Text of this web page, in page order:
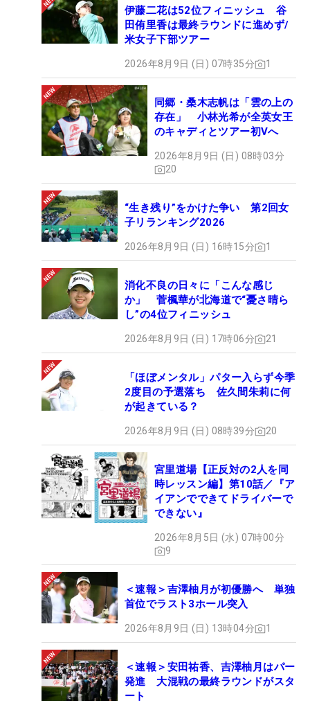
伊藤二花は52位フィニッシュ 谷
田侑里香は最終ラウンドに進めず/
米女子下部ツアー
2026年8月9日 (日) 07時35分 1
同郷・桑木志帆は「雲の上の
存在」 小林光希が全英女王
のキャディとツアー初Vへ
2026年8月9日 (日) 08時03分
20
“生き残り”をかけた争い 第2回女
子リランキング2026
2026年8月9日 (日) 16時15分 1
消化不良の日々に「こんな感じ
か」 菅楓華が北海道で“憂さ晴ら
し”の4位フィニッシュ
2026年8月9日 (日) 17時06分 21
「ほぼメンタル」パター入らず今季
2度目の予選落ち 佐久間朱莉に何
が起きている？
2026年8月9日 (日) 08時39分 20
宮里道場【正反対の2人を同
時レッスン編】第10話／『ア
イアンでできてドライバーで
できない』
2026年8月5日 (水) 07時00分
9
＜速報＞吉澤柚月が初優勝へ 単独
首位でラスト3ホール突入
2026年8月9日 (日) 13時04分 1
＜速報＞安田祐香、吉澤柚月はパー
発進 大混戦の最終ラウンドがスタ
ート